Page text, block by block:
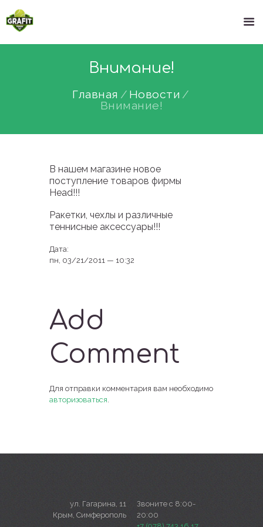
Внимание!
Главная
Новости
Внимание!
В нашем магазине новое
поступление товаров фирмы
Head!!!
Ракетки, чехлы и различные
теннисные аксессуары!!!
Дата:
пн, 03/21/2011 — 10:32
Add
Comment
Для отправки комментария вам необходимо
авторизоваться
ул. Гагарина, 11
Крым, Симферополь
Звоните с 8:00-
20:00